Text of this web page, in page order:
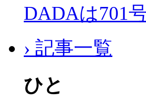
DADAは701
› 記事一覧
ひと